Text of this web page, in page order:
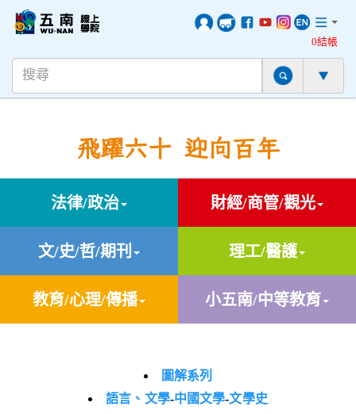
0結帳
飛躍六十 迎向百年
法律/政治 財經/商管/觀光
文/史/哲/期刊 理工/醫護
教育/心理/傳播 小五南/中等教育
圖解系列
語言、文學-中國文學-文學史